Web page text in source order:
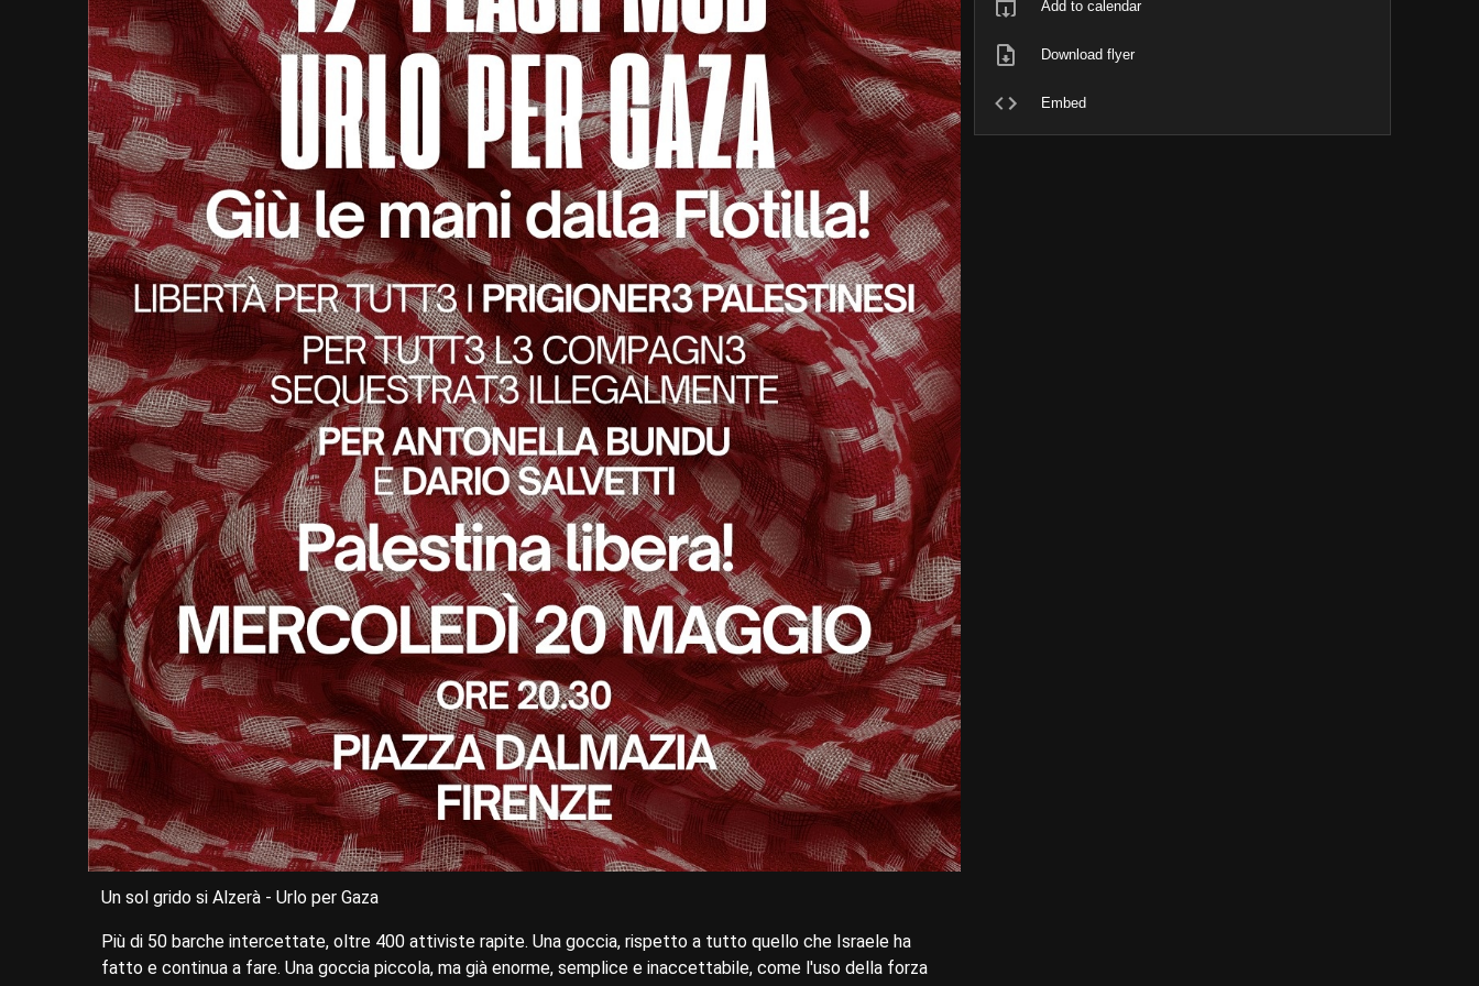
Un sol grido si Alzerà - Urlo per Gaza
Più di 50 barche intercettate, oltre 400 attiviste rapite. Una goccia, rispetto a tutto quello che Israele ha
fatto e continua a fare. Una goccia piccola, ma già enorme, semplice e inaccettabile, come l'uso della forza
Add to calendar
Download flyer
Embed